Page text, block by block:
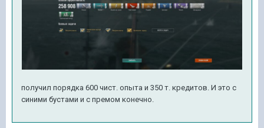
получил порядка 600 чист. опыта и 350 т. кредитов. И это с
синими бустами и с премом конечно.